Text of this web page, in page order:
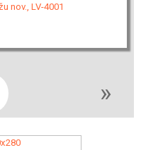
nov., LV-4001
»